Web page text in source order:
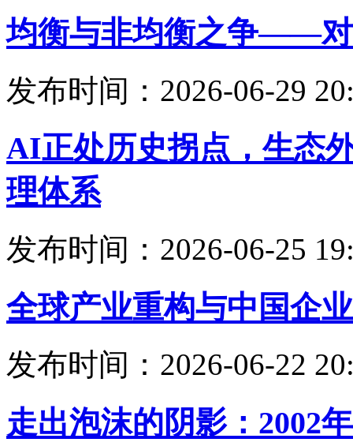
均衡与非均衡之争——
发布时间：2026-06-29
AI正处历史拐点，生态
理体系
发布时间：2026-06-25
全球产业重构与中国企
发布时间：2026-06-22
走出泡沫的阴影：2002